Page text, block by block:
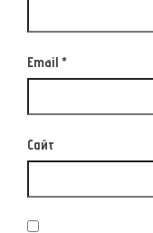
Email *
Сайт